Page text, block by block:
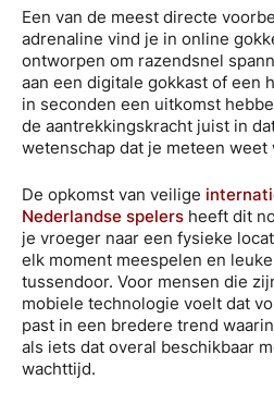
Een van de meest directe
adrenaline vind je in online
ontworpen om razendsnel
aan een digitale gokkast of een
in seconden een uitkomst
de aantrekkingskracht juist in
wetenschap dat je meteen weet
De opkomst van veilige
Nederlandse spelers heeft dit
je vroeger naar een fysieke
elk moment meespelen en
tussendoor. Voor mensen die
mobiele technologie voelt dat
past in een bredere trend
als iets dat overal beschikbaar
wachttijd.